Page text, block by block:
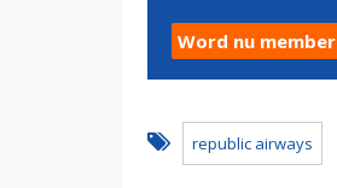
Word nu member
republic airways